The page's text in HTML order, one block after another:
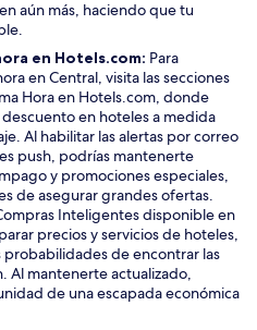
aún más, haciendo que tu
en Hotels.com: Para
en Central, visita las secciones
Hora en Hotels.com, donde
en hoteles a medida
Al habilitar las alertas por correo
push, podrías mantenerte
y promociones especiales,
de asegurar grandes ofertas.
Inteligentes disponible en
precios y servicios de hoteles,
de encontrar las
Al mantenerte actualizado,
de una escapada económica